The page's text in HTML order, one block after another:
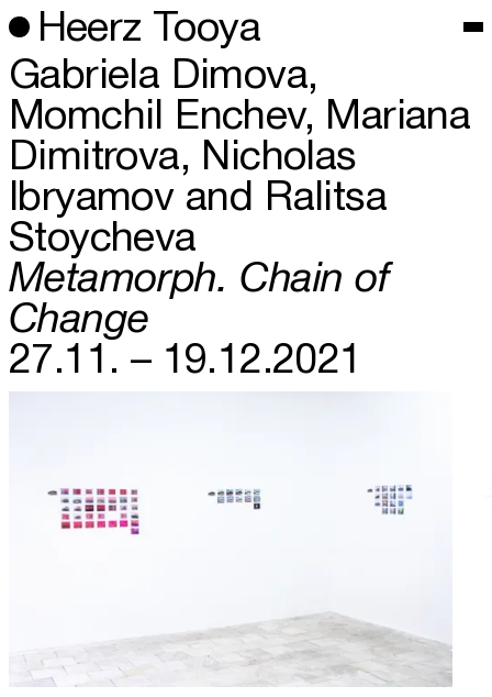
Heerz Tooya
Gabriela Dimova,
Momchil Enchev, Mariana
Dimitrova, Nicholas
Ibryamov and Ralitsa
Stoycheva
Metamorph. Chain of
Change
27.11. – 19.12.2021